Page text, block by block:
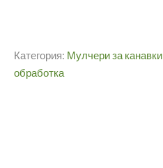
Категория: Мулчери за канавки
обработка